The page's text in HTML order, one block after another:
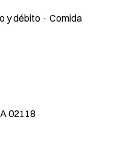
y débito · Comida
02118